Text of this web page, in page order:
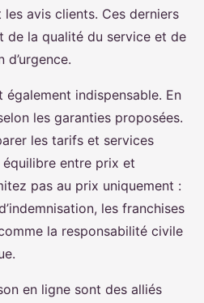
avis clients. Ces derniers
de la qualité du service et de
indispensable. En
les garanties proposées.
les tarifs et services
entre prix et
pas au prix uniquement :
les franchises
la responsabilité civile
en ligne sont des alliés